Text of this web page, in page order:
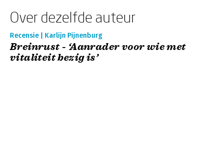
Over dezelfde auteur
Recensie | Karlijn Pijnenburg
Breinrust - ‘Aanrader voor wie met
vitaliteit bezig is’